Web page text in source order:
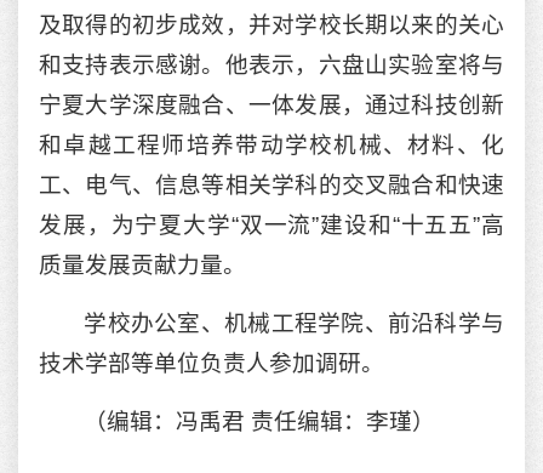
及取得的初步成效，并对学校长期以来的关心
和支持表示感谢。他表示，六盘山实验室将与
宁夏大学深度融合、一体发展，通过科技创新
和卓越工程师培养带动学校机械、材料、化
工、电气、信息等相关学科的交叉融合和快速
发展，为宁夏大学“双一流”建设和“十五五”高
质量发展贡献力量。
学校办公室、机械工程学院、前沿科学与
技术学部等单位负责人参加调研。
（编辑：冯禹君 责任编辑：李瑾）